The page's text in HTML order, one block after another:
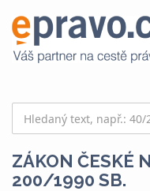
ZÁKON ČESKÉ
200/1990 SB.